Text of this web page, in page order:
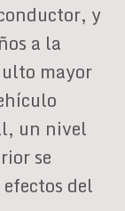
y
a la
mayor
un nivel
se
del